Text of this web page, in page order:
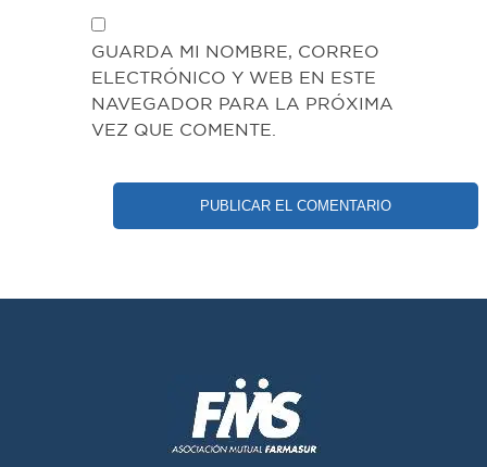
GUARDA MI NOMBRE, CORREO
ELECTRÓNICO Y WEB EN ESTE
NAVEGADOR PARA LA PRÓXIMA
VEZ QUE COMENTE.